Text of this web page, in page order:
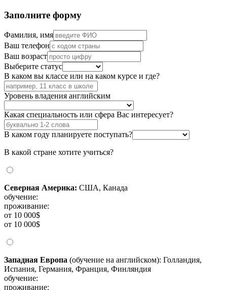
Заполните форму
Фамилия, имя
Ваш телефон
Ваш возраст
Выберите статус
В каком вы классе или на каком курсе и где?
Уровень владения английским
Какая специальность или сфера Вас интересует?
В каком году планируете поступать?
В какой стране хотите учиться?
Северная Америка: США, Канада
обучение:
проживание:
от 10 000$
от 10 000$
Западная Европа (обучение на английском): Голландия,
Испания, Германия, Франция, Финляндия
обучение:
проживание: